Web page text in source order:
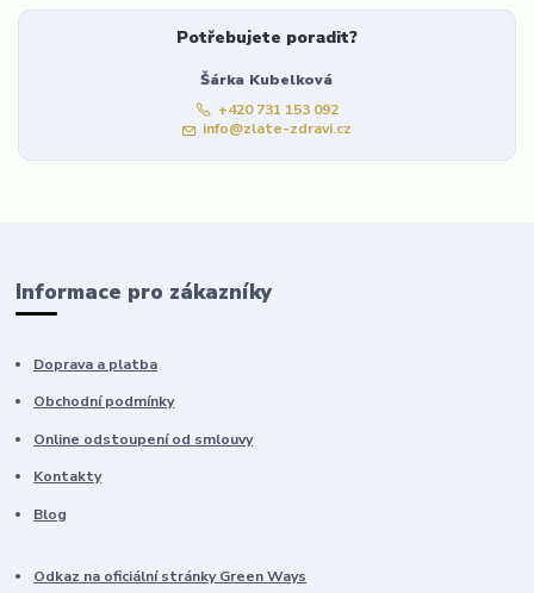
Potřebujete poradit?
Šárka Kubelková
+420 731 153 092
info@zlate-zdravi.cz
Informace pro zákazníky
Doprava a platba
Obchodní podmínky
Online odstoupení od smlouvy
Kontakty
Blog
Odkaz na oficiální stránky Green Ways